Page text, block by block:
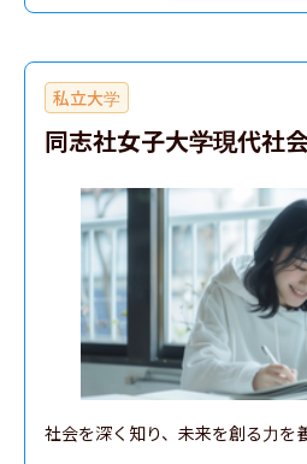
私立大学
同志社女子大学現代社
社会を深く知り、未来を創る力を